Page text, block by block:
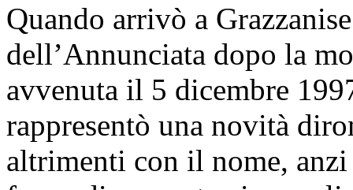
Quando arrivò a
dell’Annunciata dopo la
avvenuta il 5 dicembre
rappresentò una novità
altrimenti con il nome,